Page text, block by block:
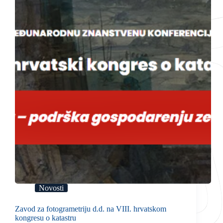
Novosti
Zavod za fotogrametriju d.d. na VIII. hrvatskom
kongresu o katastru